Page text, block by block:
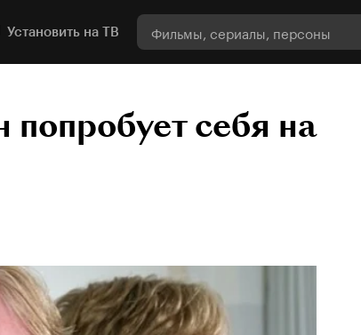
Установить на ТВ
себя на